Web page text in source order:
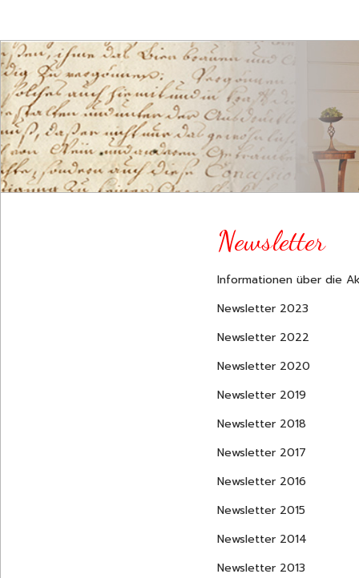
Newsletter
Informationen über die
Newsletter 2023
Newsletter 2022
Newsletter 2020
Newsletter 2019
Newsletter 2018
Newsletter 2017
Newsletter 2016
Newsletter 2015
Newsletter 2014
Newsletter 2013